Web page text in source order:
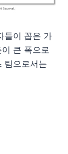
들이 꼽은 가
큰 폭으로
팀으로서는